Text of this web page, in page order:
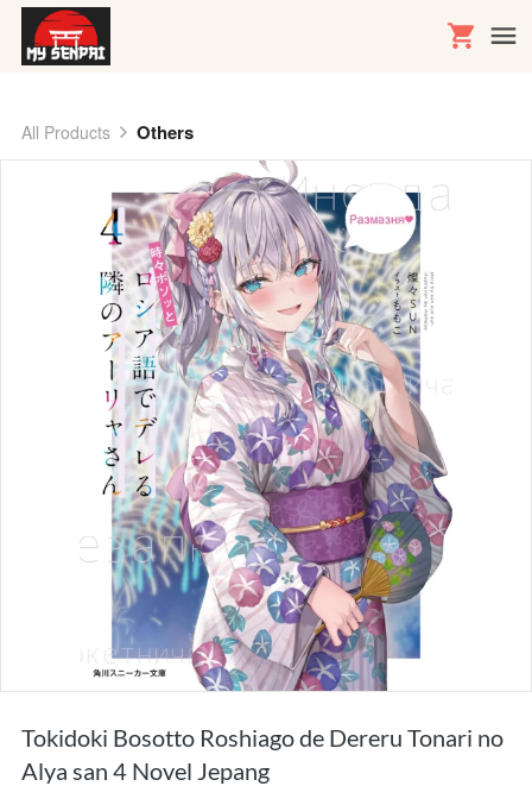
All Products Others
Tokidoki Bosotto Roshiago de Dereru Tonari no
Alya san 4 Novel Jepang